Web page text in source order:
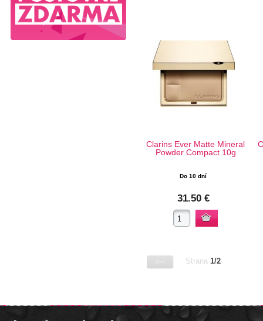
Clarins Ever Matte Mineral
Powder Compact 10g
Do 10 dní
31.50 €
Strana 1/2